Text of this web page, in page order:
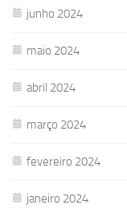
junho 2024
maio 2024
abril 2024
março 2024
fevereiro 2024
janeiro 2024